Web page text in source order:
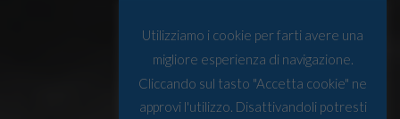
Utilizziamo i cookie per farti avere una
migliore esperienza di navigazione.
Cliccando sul tasto "Accetta cookie" ne
approvi l'utilizzo. Disattivandoli potresti